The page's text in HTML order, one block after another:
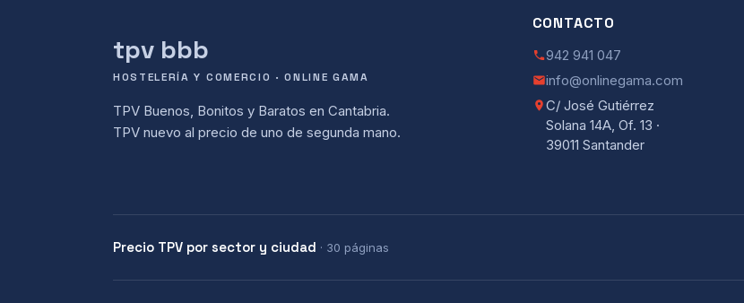
tpv bbb
HOSTELERÍA Y COMERCIO · ONLINE GAMA
TPV Buenos, Bonitos y Baratos en Cantabria.
TPV nuevo al precio de uno de segunda mano.
CONTACTO
942 941 047
info@onlinegama.com
C/ José Gutiérrez
Solana 14A, Of. 13 ·
39011 Santander
Precio TPV por sector y ciudad · 30 páginas